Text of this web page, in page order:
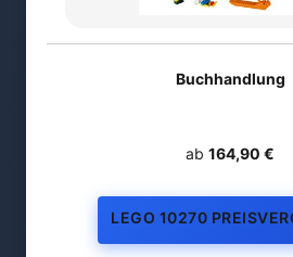
Buchhandlung
ab 164,90 €
LEGO 10270